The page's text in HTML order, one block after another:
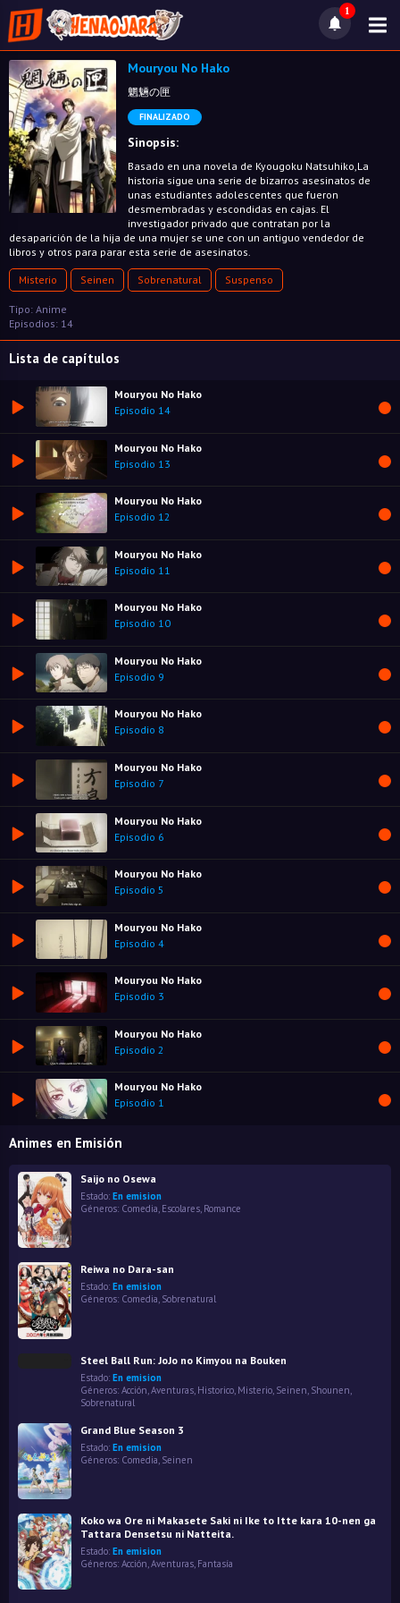
1
Mouryou No Hako
魍魎の匣
FINALIZADO
Sinopsis:
Basado en una novela de Kyougoku Natsuhiko,La
historia sigue una serie de bizarros asesinatos de
unas estudiantes adolescentes que fueron
desmembradas y escondidas en cajas. El
investigador privado que contratan por la
desaparición de la hija de una mujer se une con un antiguo vendedor de
libros y otros para parar esta serie de asesinatos.
Misterio Seinen Sobrenatural Suspenso
Tipo: Anime
Episodios: 14
Lista de capítulos
Mouryou No Hako
Episodio 14
Mouryou No Hako
Episodio 13
Mouryou No Hako
Episodio 12
Mouryou No Hako
Episodio 11
Mouryou No Hako
Episodio 10
Mouryou No Hako
Episodio 9
Mouryou No Hako
Episodio 8
Mouryou No Hako
Episodio 7
Mouryou No Hako
Episodio 6
Mouryou No Hako
Episodio 5
Mouryou No Hako
Episodio 4
Mouryou No Hako
Episodio 3
Mouryou No Hako
Episodio 2
Mouryou No Hako
Episodio 1
Animes en Emisión
Saijo no Osewa
Estado: En emision
Géneros: Comedia, Escolares, Romance
Reiwa no Dara-san
Estado: En emision
Géneros: Comedia, Sobrenatural
Steel Ball Run: JoJo no Kimyou na Bouken
Estado: En emision
Géneros: Acción Aventuras Historico Misterio Seinen Shounen
Sobrenatural
Grand Blue Season 3
Estado: En emision
Géneros: Comedia Seinen
Koko wa Ore ni Makasete Saki ni Ike to Itte kara 10-nen ga
Tattara Densetsu ni Natteita.
Estado: En emision
Géneros: Acción,Aventuras, Fantasía